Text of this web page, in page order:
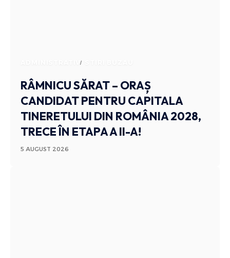
ADMINISTRATIV
RÂMNICU SĂRAT – ORAȘ
CANDIDAT PENTRU CAPITALA
TINERETULUI DIN ROMÂNIA 2028,
TRECE ÎN ETAPA A II-A!
5 AUGUST 2026